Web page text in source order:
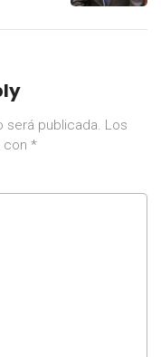
publicada. Los
con *